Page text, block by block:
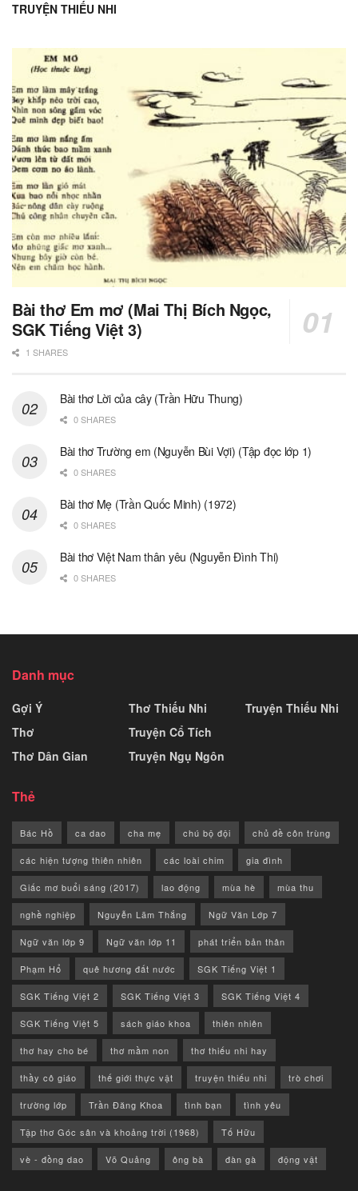
TRUYỆN THIẾU NHI
Bài thơ Em mơ (Mai Thị Bích Ngọc,
SGK Tiếng Việt 3)
1 SHARES
Bài thơ Lời của cây (Trần Hữu Thung)
0 SHARES
Bài thơ Trường em (Nguyễn Bùi Vợi) (Tập đọc lớp 1)
0 SHARES
Bài thơ Mẹ (Trần Quốc Minh) (1972)
0 SHARES
Bài thơ Việt Nam thân yêu (Nguyễn Đình Thi)
0 SHARES
Danh mục
Gợi Ý
Thơ
Thơ Dân Gian
Thơ Thiếu Nhi
Truyện Cổ Tích
Truyện Ngụ Ngôn
Truyện Thiếu Nhi
Thẻ
Bác Hồ ca dao cha mẹ chú bộ đội chủ đề côn trùng
các hiện tượng thiên nhiên các loài chim gia đình
Giấc mơ buổi sáng (2017) lao động mùa hè mùa thu
nghề nghiệp Nguyễn Lãm Thắng Ngữ Văn Lớp 7
Ngữ văn lớp 9 Ngữ văn lớp 11 phát triển bản thân
Phạm Hổ quê hương đất nước SGK Tiếng Việt 1
SGK Tiếng Việt 2 SGK Tiếng Việt 3 SGK Tiếng Việt 4
SGK Tiếng Việt 5 sách giáo khoa thiên nhiên
thơ hay cho bé thơ mầm non thơ thiếu nhi hay
thầy cô giáo thế giới thực vật truyện thiếu nhi trò chơi
trường lớp Trần Đăng Khoa tình bạn tình yêu
Tập thơ Góc sân và khoảng trời (1968) Tố Hữu
vè - đồng dao Võ Quảng ông bà đàn gà động vật